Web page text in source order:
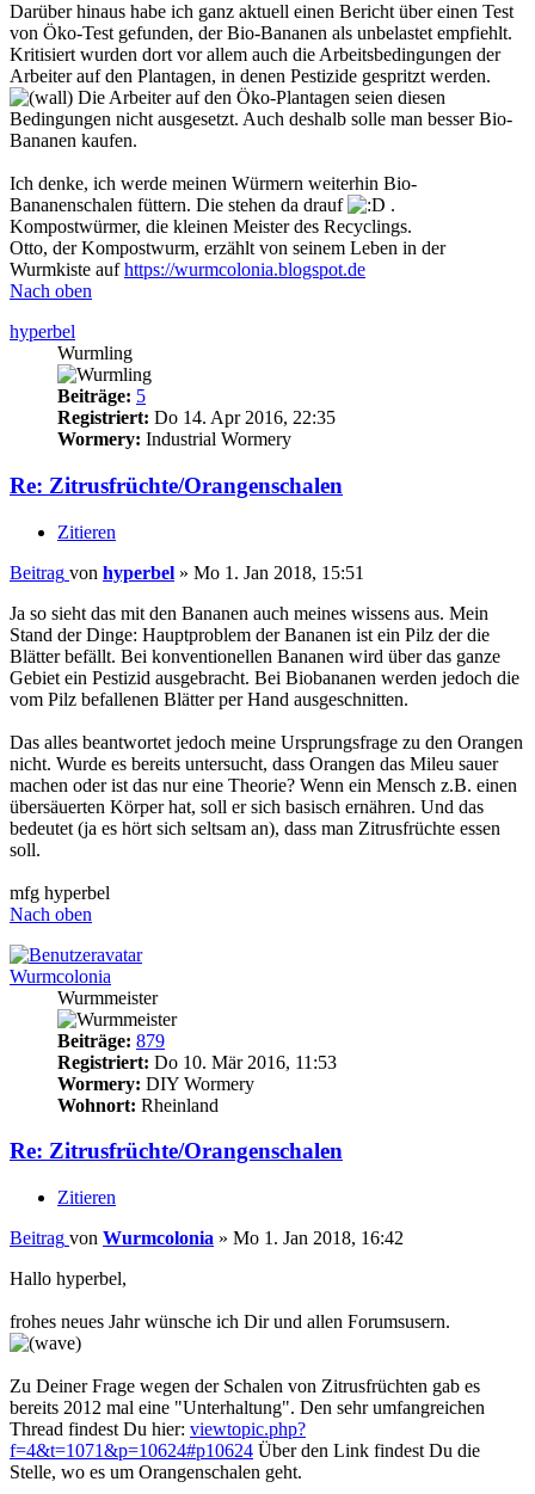
Darüber hinaus habe ich ganz aktuell einen Bericht über einen Test
von Öko-Test gefunden, der Bio-Bananen als unbelastet empfiehlt.
Kritisiert wurden dort vor allem auch die Arbeitsbedingungen der
Arbeiter auf den Plantagen, in denen Pestizide gespritzt werden.
Die Arbeiter auf den Öko-Plantagen seien diesen
Bedingungen nicht ausgesetzt. Auch deshalb solle man besser Bio-
Bananen kaufen.
Ich denke, ich werde meinen Würmern weiterhin Bio-
Bananenschalen füttern. Die stehen da drauf
.
Kompostwürmer, die kleinen Meister des Recyclings.
Otto, der Kompostwurm, erzählt von seinem Leben in der
Wurmkiste aufhttps://wurmcolonia.blogspot.de
Nach oben
hyperbel
Wurmling
Beiträge: 5
Registriert: Do 14. Apr 2016, 22:35
Wormery: Industrial Wormery
Re: Zitrusfrüchte/Orangenschalen
Zitieren
Beitrag von hyperbel » Mo 1. Jan 2018, 15:51
Ja so sieht das mit den Bananen auch meines wissens aus. Mein
Stand der Dinge: Hauptproblem der Bananen ist ein Pilz der die
Blätter befällt. Bei konventionellen Bananen wird über das ganze
Gebiet ein Pestizid ausgebracht. Bei Biobananen werden jedoch die
vom Pilz befallenen Blätter per Hand ausgeschnitten.
Das alles beantwortet jedoch meine Ursprungsfrage zu den Orangen
nicht. Wurde es bereits untersucht, dass Orangen das Mileu sauer
machen oder ist das nur eine Theorie? Wenn ein Mensch z.B. einen
übersäuerten Körper hat, soll er sich basisch ernähren. Und das
bedeutet (ja es hört sich seltsam an), dass man Zitrusfrüchte essen
soll.
mfg hyperbel
Nach oben
Wurmcolonia
Wurmmeister
Beiträge: 879
Registriert: Do 10. Mär 2016, 11:53
Wormery: DIY Wormery
Wohnort: Rheinland
Re: Zitrusfrüchte/Orangenschalen
Zitieren
Beitrag von Wurmcolonia » Mo 1. Jan 2018, 16:42
Hallo hyperbel,
frohes neues Jahr wünsche ich Dir und allen Forumsusern.
Zu Deiner Frage wegen der Schalen von Zitrusfrüchten gab es
bereits 2012 mal eine "Unterhaltung". Den sehr umfangreichen
Thread findest Du hier: viewtopic.php?
f=4&t=1071&p=10624#p10624 Über den Link findest Du die
Stelle, wo es um Orangenschalen geht.